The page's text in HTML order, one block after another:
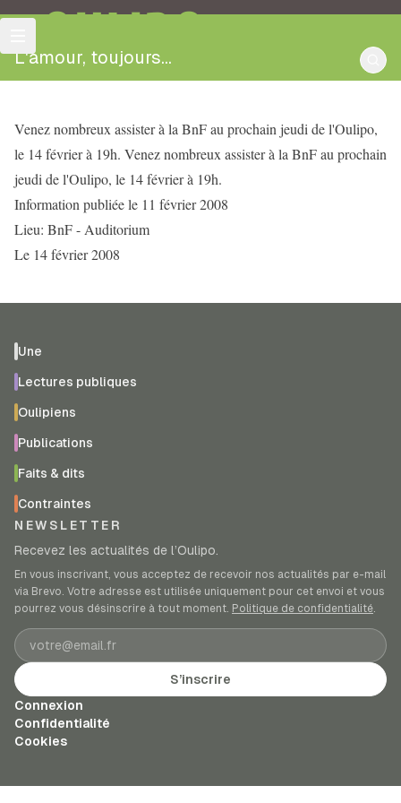
OULIPO
L'amour, toujours...
Venez nombreux assister à la BnF au prochain jeudi de l'Oulipo,
le 14 février à 19h. Venez nombreux assister à la BnF au prochain
jeudi de l'Oulipo, le 14 février à 19h.
Information publiée le 11 février 2008
Lieu: BnF - Auditorium
Le 14 février 2008
Une
Lectures publiques
Oulipiens
Publications
Faits & dits
Contraintes
NEWSLETTER
Recevez les actualités de l’Oulipo.
En vous inscrivant, vous acceptez de recevoir nos actualités par e-mail
via Brevo. Votre adresse est utilisée uniquement pour cet envoi et vous
pourrez vous désinscrire à tout moment. Politique de confidentialité.
Adresse e-mail
S’inscrire
Connexion
Confidentialité
Cookies